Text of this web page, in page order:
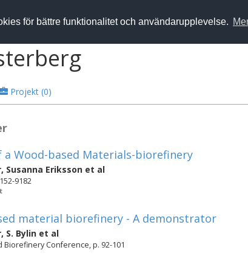
för bättre funktionalitet och användarupplevelse.
Projekt (0)
a Wood-based Materials-biorefinery
, Susanna Eriksson et al
9182
material biorefinery - A demonstrator
, S. Bylin et al
Biorefinery Conference, p. 92-101